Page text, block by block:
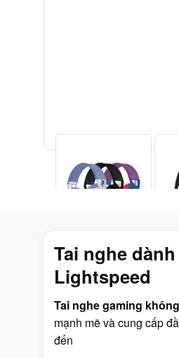
Tai nghe
Lightspeed
Tai nghe gaming
mạnh mẽ và cung cấp
đến